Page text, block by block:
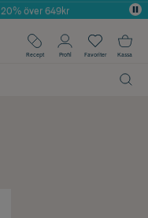
Skönhet
över 649kr
Recept Profil Favoriter Kassa